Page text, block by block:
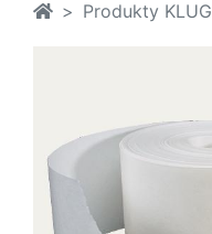
Produkty KLUG